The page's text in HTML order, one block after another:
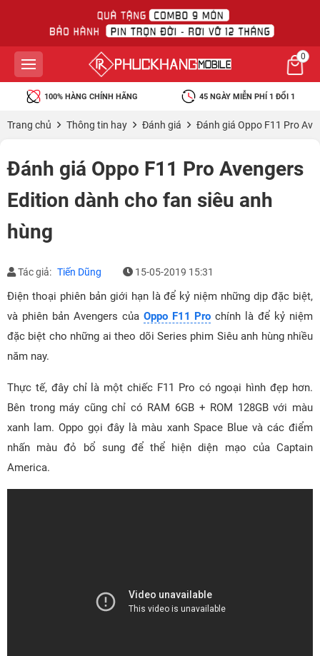
0
100% HÀNG CHÍNH HÃNG 45 NGÀY MIỄN PHÍ 1 ĐỔI 1
Trang chủ Thông tin hay Đánh giá Đánh giá Oppo F11 Pro
Đánh giá Oppo F11 Pro Avengers
Edition dành cho fan siêu anh
hùng
Tác giả: Tiến Dũng 15-05-2019 15:31
Điện thoại phiên bản giới hạn là để kỷ niệm những dịp đặc biệt,
và phiên bản Avengers của Oppo F11 Pro chính là để kỷ niệm
đặc biệt cho những ai theo dõi Series phim Siêu anh hùng nhiều
năm nay.
Thực tế, đây chỉ là một chiếc F11 Pro có ngoại hình đẹp hơn.
Bên trong máy cũng chỉ có RAM 6GB + ROM 128GB với màu
xanh lam. Oppo gọi đây là màu xanh Space Blue và các điểm
nhấn màu đỏ bổ sung để thể hiện diện mạo của Captain
America.